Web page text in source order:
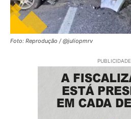
Foto: Reprodução / @juliopmrv
PUBLICIDADE